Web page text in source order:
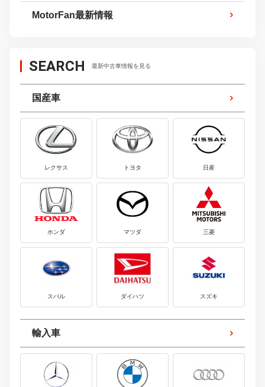
MotorFan最新情報
SEARCH 最新中古車情報を見る
国産車
レクサス トヨタ 日産
ホンダ マツダ 三菱
スバル ダイハツ スズキ
輸入車